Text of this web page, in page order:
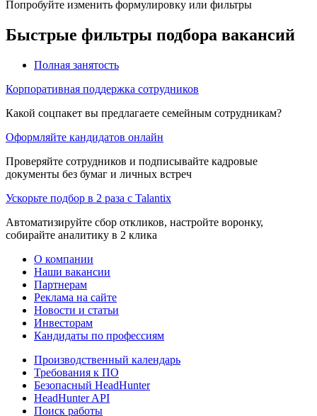
Попробуйте изменить формулировку или фильтры
Быстрые фильтры подбора вакансий
Полная занятость
Корпоративная поддержка сотрудников
Какой соцпакет вы предлагаете семейным сотрудникам?
Оформляйте кандидатов онлайн
Проверяйте сотрудников и подписывайте кадровые
документы без бумаг и личных встреч
Ускорьте подбор в 2 раза с Talantix
Автоматизируйте сбор откликов, настройте воронку,
собирайте аналитику в 2 клика
О компании
Наши вакансии
Партнерам
Реклама на сайте
Новости и статьи
Инвесторам
Кандидаты по профессиям
Производственный календарь
Требования к ПО
Безопасный HeadHunter
HeadHunter API
Поиск работы